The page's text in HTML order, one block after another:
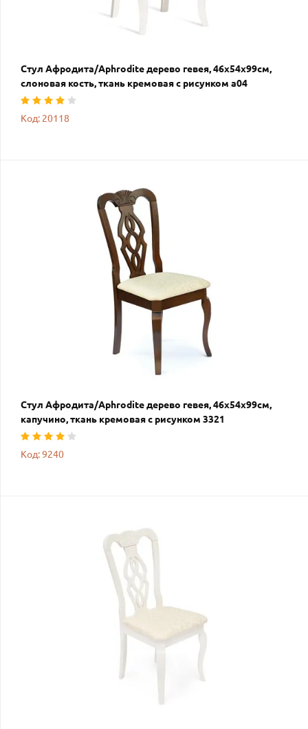
Стул Афродита/Aphrodite дерево гевея, 46х54х99см,
слоновая кость, ткань кремовая с рисунком а04
Код: 20118
Стул Афродита/Aphrodite дерево гевея, 46х54х99см,
капучино, ткань кремовая с рисунком 3321
Код: 9240